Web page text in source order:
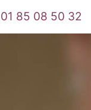
01 85 08 50 32